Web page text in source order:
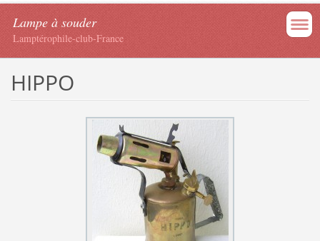
Lampe à souder
Lamptérophile-club-France
HIPPO